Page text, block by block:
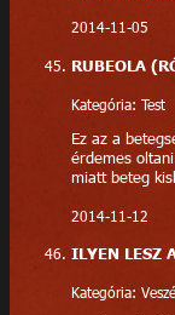
2014-11-05
RUBEOLA
Kategória: Test
Ez az a
érdemes
miatt beteg
2014-11-12
ILYEN LESZ
Kategória: